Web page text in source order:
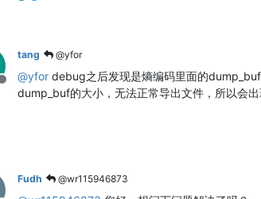
Offline
tang @yfor
@yfor debug之后发现是熵编码里面的
dump_buf的大小，无法正常导出文件，所以会
Fudh @wr115946873